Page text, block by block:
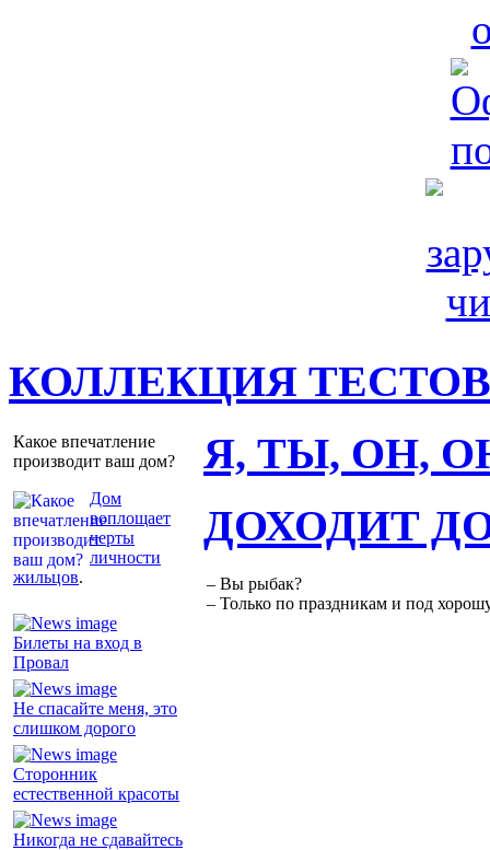
КОЛЛЕКЦИЯ ТЕСТОВ
Какое впечатление
производит ваш дом?
Дом
воплощает
черты
личности
жильцов.
Я, ТЫ, ОН,
Билеты на вход в
Провал
Не спасайте меня, это
слишком дорого
Сторонник
естественной красоты
Никогда не сдавайтесь
ДОХОДИТ
– Вы рыбак?
– Только по праздникам и под